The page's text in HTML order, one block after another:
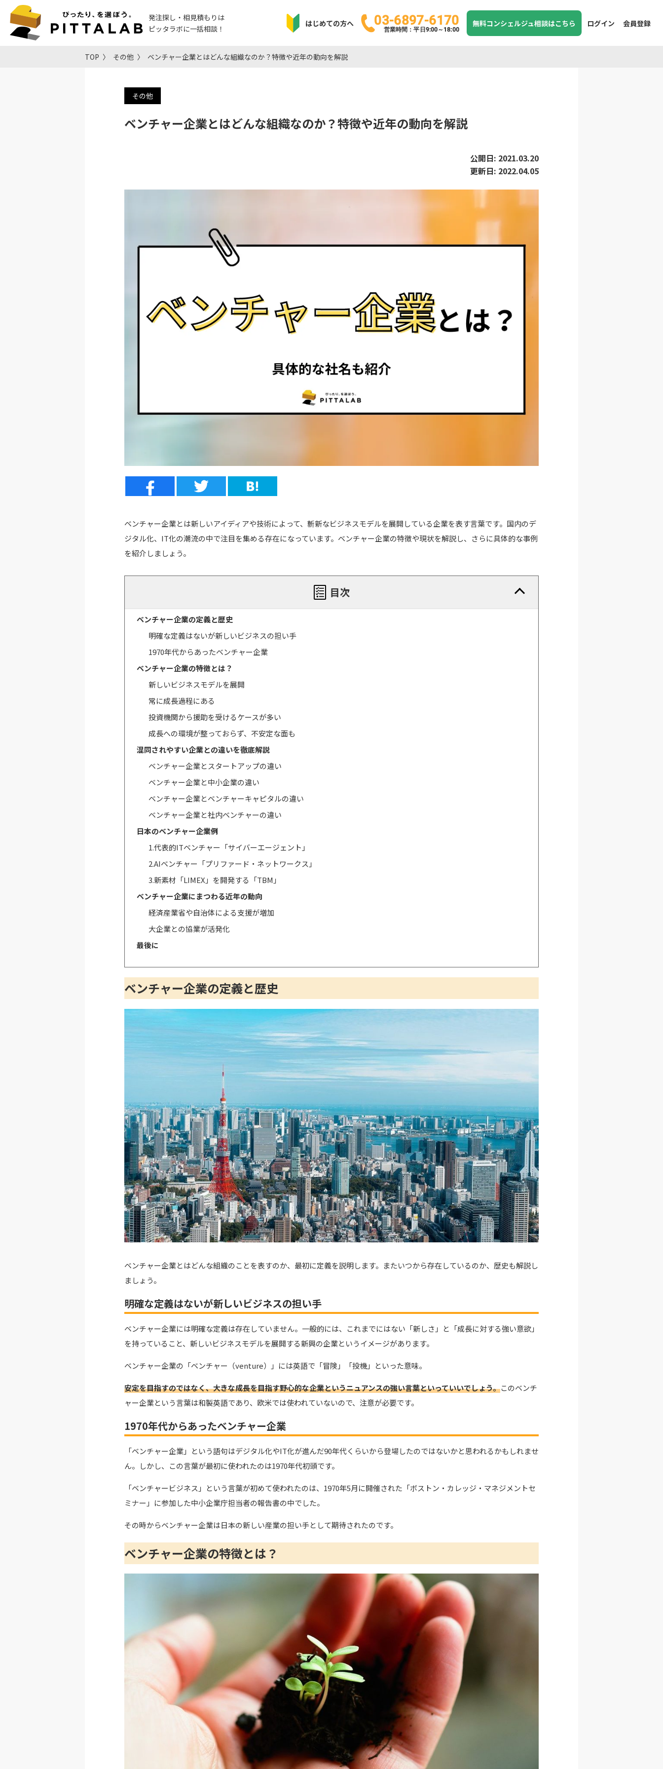
発注探し・相見積もりは
ピッタラボに一括相談！
はじめての方へ 03-6897-6170
営業時間：平日9:00～18:00
無料コンシェルジュ相談はこちら ログイン 会員登録
TOP その他 ベンチャー企業とはどんな組織なのか？特徴や近年の動向を解説
その他
ベンチャー企業とはどんな組織なのか？特徴や近年の動向を解説
公開日: 2021.03.20
更新日: 2022.04.05
ベンチャー企業とは新しいアイディアや技術によって、斬新なビジネスモデルを展開している企業を表す言葉です。国内のデ
ジタル化、IT化の潮流の中で注目を集める存在になっています。ベンチャー企業の特徴や現状を解説し、さらに具体的な事例
を紹介しましょう。
目次
ベンチャー企業の定義と歴史
明確な定義はないが新しいビジネスの担い手
1970年代からあったベンチャー企業
ベンチャー企業の特徴とは？
新しいビジネスモデルを展開
常に成長過程にある
投資機関から援助を受けるケースが多い
成長への環境が整っておらず、不安定な面も
混同されやすい企業との違いを徹底解説
ベンチャー企業とスタートアップの違い
ベンチャー企業と中小企業の違い
ベンチャー企業とベンチャーキャピタルの違い
ベンチャー企業と社内ベンチャーの違い
日本のベンチャー企業例
1.代表的ITベンチャー「サイバーエージェント」
2.AIベンチャー「プリファード・ネットワークス」
3.新素材「LIMEX」を開発する「TBM」
ベンチャー企業にまつわる近年の動向
経済産業省や自治体による支援が増加
大企業との協業が活発化
最後に
ベンチャー企業の定義と歴史
ベンチャー企業とはどんな組織のことを表すのか、最初に定義を説明します。またいつから存在しているのか、歴史も解説し
ましょう。
明確な定義はないが新しいビジネスの担い手
ベンチャー企業には明確な定義は存在していません。一般的には、これまでにはない「新しさ」と「成長に対する強い意欲」
を持っていること、新しいビジネスモデルを展開する新興の企業というイメージがあります。
ベンチャー企業の「ベンチャー（venture）」には英語で「冒険」「投機」といった意味。
安定を目指すのではなく、大きな成長を目指す野心的な企業というニュアンスの強い言葉といっていいでしょう。このベンチ
ャー企業という言葉は和製英語であり、欧米では使われていないので、注意が必要です。
1970年代からあったベンチャー企業
「ベンチャー企業」という語句はデジタル化やIT化が進んだ90年代くらいから登場したのではないかと思われるかもしれませ
ん。しかし、この言葉が最初に使われたのは1970年代初頭です。
「ベンチャービジネス」という言葉が初めて使われたのは、1970年5月に開催された「ボストン・カレッジ・マネジメントセ
ミナー」に参加した中小企業庁担当者の報告書の中でした。
その時からベンチャー企業は日本の新しい産業の担い手として期待されたのです。
ベンチャー企業の特徴とは？